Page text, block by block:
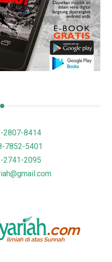
2807-8414
7852-5401
2741-2095